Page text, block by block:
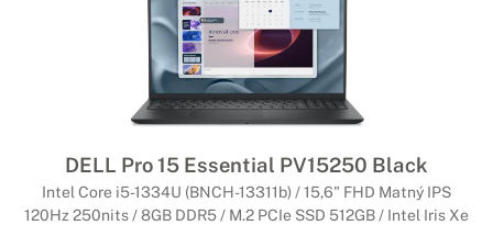
dostupnou mobilnou pracovnou stanicou DELL Precision s
najnovšími procesormi a výkonnými grafickými kartami.
Notebooky Dell na bežné použitie
Perfektné do domácnosti alebo kancelárie
Tieto notebooky sú určené od surfovania po internete až po
nenáročné grafické úlohy. Ich prednou vlastnosťou je skvelý
pomer cena/výkon. Preto sú vhodnou voľbou pre ľudí, ktorí
DELL Pro 15 Essential PV15250 Black
Intel Core i5-1334U (BNCH-13311b) / 15,6" FHD Matný IPS
120Hz 250nits / 8GB DDR5 / M.2 PCIe SSD 512GB / Intel Iris Xe